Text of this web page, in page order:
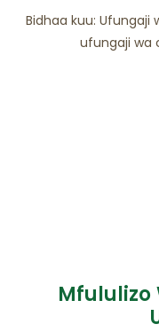
Bidhaa kuu: Ufungaji
ufungaji wa
Mfululizo